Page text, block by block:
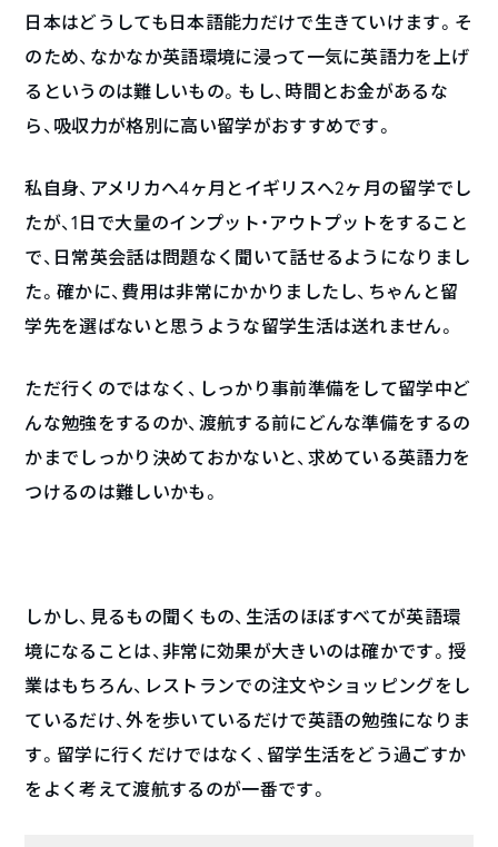
日本はどうしても日本語能力だけで生きていけます。そ
のため、なかなか英語環境に浸って一気に英語力を上げ
るというのは難しいもの。もし、時間とお金があるな
ら、吸収力が格別に高い留学がおすすめです。
私自身、アメリカへ4ヶ月とイギリスへ2ヶ月の留学でし
たが、1日で大量のインプット・アウトプットをすること
で、日常英会話は問題なく聞いて話せるようになりまし
た。確かに、費用は非常にかかりましたし、ちゃんと留
学先を選ばないと思うような留学生活は送れません。
ただ行くのではなく、しっかり事前準備をして留学中ど
んな勉強をするのか、渡航する前にどんな準備をするの
かまでしっかり決めておかないと、求めている英語力を
つけるのは難しいかも。
しかし、見るもの聞くもの、生活のほぼすべてが英語環
境になることは、非常に効果が大きいのは確かです。授
業はもちろん、レストランでの注文やショッピングをし
ているだけ、外を歩いているだけで英語の勉強になりま
す。留学に行くだけではなく、留学生活をどう過ごすか
をよく考えて渡航するのが一番です。